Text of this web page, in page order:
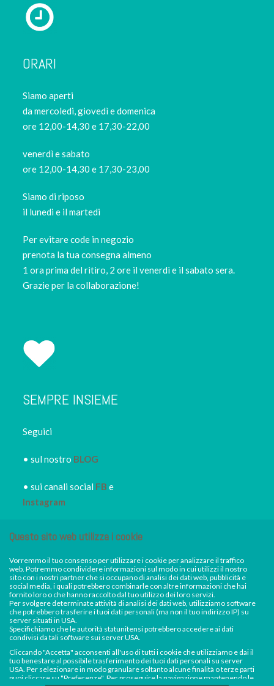
ORARI
Siamo aperti
da mercoledi, giovedì e domenica
ore 12,00-14,30 e 17,30-22,00
venerdì e sabato
ore 12,00-14,30 e 17,30-23,00
Siamo di riposo
il lunedi e il martedi
Per evitare code in negozio
prenota la tua consegna almeno
1 ora prima del ritiro, 2 ore il venerdì e il sabato sera.
Grazie per la collaborazione!
SEMPRE INSIEME
Seguici
• sul nostro BLOG
• sui canali social FB e
Instagram
informato dei nuovi piatti dei
nostri eventi, di sconti e promozioni in atto
FacebookInstagram
Questo sito web utilizza i cookie
Vorremmo il tuo consenso per utilizzare i cookie per analizzare il traffico
web. Potremmo condividere informazioni sul modo in cui utilizzi il nostro
sito con i nostri partner che si occupano di analisi dei dati web, pubblicità e
social media, i quali potrebbero combinarle con altre informazioni che hai
fornito loro o che hanno raccolto dal tuo utilizzo dei loro servizi.
Per svolgere determinate attività di analisi dei dati web, utilizziamo software
che potrebbero trasferire i tuoi dati personali (ma non il tuo indirizzo IP) su
server situati in USA.
Specifichiamo che le autorità statunitensi potrebbero accedere ai dati
condivisi da tali software sui server USA.
Cliccando "Accetta" acconsenti all'uso di tutti i cookie che utilizziamo e dai il
tuo benestare al possibile trasferimento dei tuoi dati personali su server
USA. Per selezionare in modo granulare soltanto alcune finalità o terze parti
puoi cliccare su "Preferenze". Per proseguire la navigazione mantenendo le